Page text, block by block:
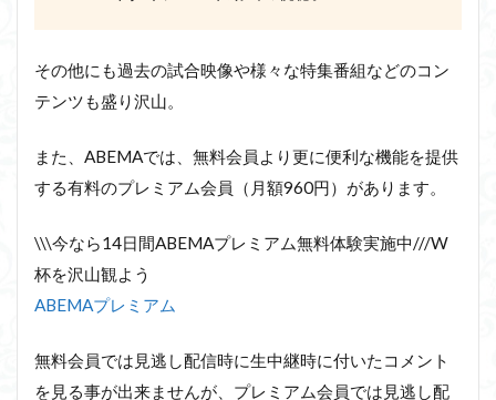
その他にも過去の試合映像や様々な特集番組などのコン
テンツも盛り沢山。
また、ABEMAでは、無料会員より更に便利な機能を提供
する有料のプレミアム会員（月額960円）があります。
\\\今なら14日間ABEMAプレミアム無料体験実施中///W
杯を沢山観よう
ABEMAプレミアム
無料会員では見逃し配信時に生中継時に付いたコメント
を見る事が出来ませんが、プレミアム会員では見逃し配